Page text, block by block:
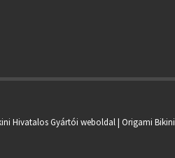
Hivatalos Gyártói weboldal | Origami